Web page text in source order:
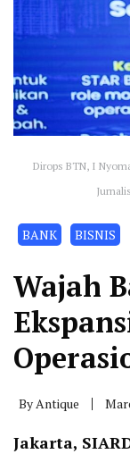
Dirops BTN, I
BANK BISNIS
Wajah
ByAntique
Jakarta,